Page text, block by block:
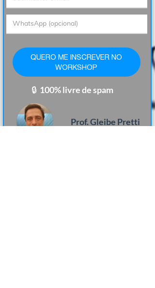
🔒​​​​ ​100% livre despam
QUERO ME INSCREVER NO
WORKSHOP
Prof. Gleibe Pretti